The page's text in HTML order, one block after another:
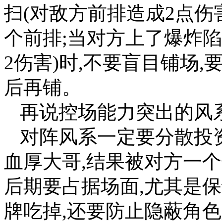
扫(对敌方前排造成2点
个前排;当对方上了爆炸
2伤害)时,不要盲目铺场,
后再铺。
再说控场能力突出的风
对阵风系一定要分散
血厚大哥,结果被对方一
后期要占据场面,尤其是
牌吃掉,还要防止隐蔽角